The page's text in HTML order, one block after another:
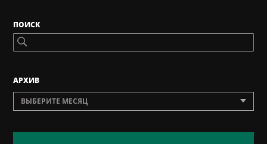
ПОИСК
AРХИВ
ВЫБЕРИТЕ МЕСЯЦ